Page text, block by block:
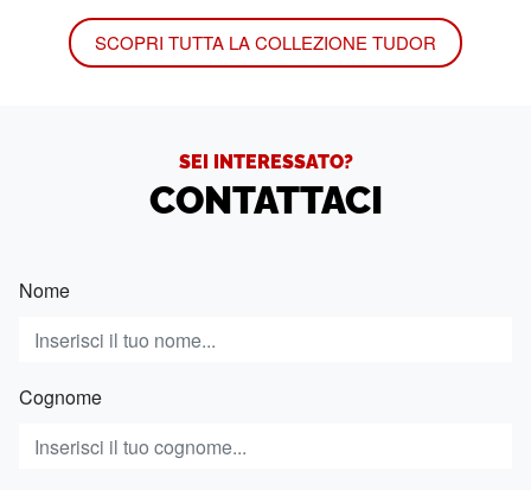
SCOPRI TUTTA LA COLLEZIONE TUDOR
SEI INTERESSATO?
CONTATTACI
Nome
Cognome